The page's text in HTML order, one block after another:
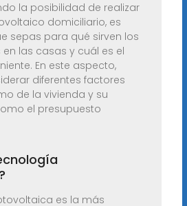
la posibilidad de realizar
domiciliario, es
sepas para qué sirven los
las casas y cuál es el
En este aspecto,
diferentes factores
de la vivienda y su
el presupuesto
es la más